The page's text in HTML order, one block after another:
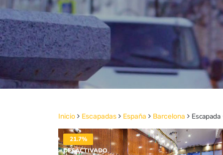
Inicio Escapadas España Barcelona
21.7%
DESACTIVADO